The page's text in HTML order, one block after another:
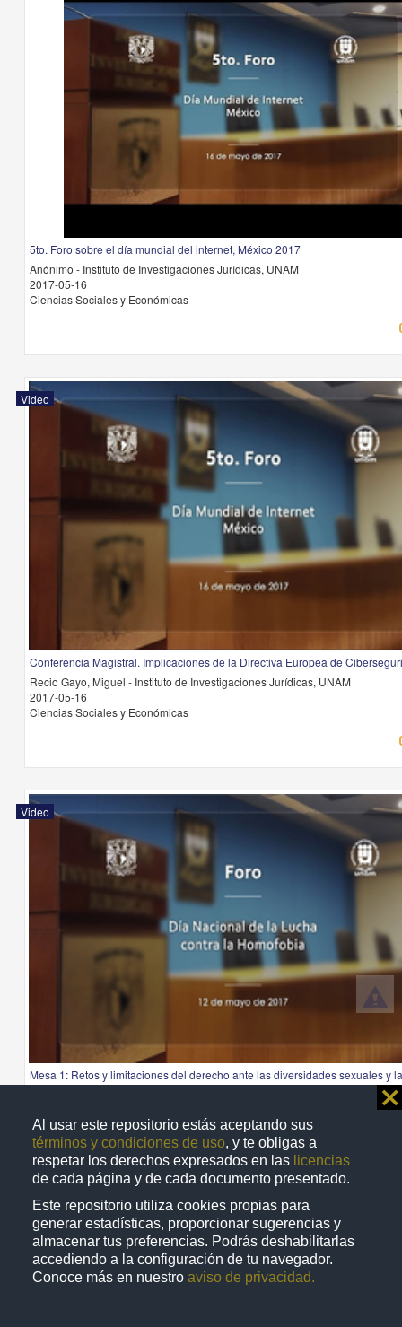
Al usar este repositorio estás aceptando sus
términos y condiciones de uso, y te obligas a
respetar los derechos expresados en las licencias
de cada página y de cada documento presentado.
Este repositorio utiliza cookies propias para
generar estadísticas, proporcionar sugerencias y
almacenar tus preferencias. Podrás deshabilitarlas
accediendo a la configuración de tu navegador.
Conoce más en nuestro aviso de privacidad.
⨯
5to. Foro sobre el día mundial del internet, México 2017
Anónimo - Instituto de Investigaciones Jurídicas, UNAM
2017-05-16
Ciencias Sociales y Económicas
Video
Conferencia Magistral. Implicaciones de la Directiva Europea de
Recio Gayo, Miguel - Instituto de Investigaciones Jurídicas, UNAM
2017-05-16
Ciencias Sociales y Económicas
Video
Mesa 1: Retos y limitaciones del derecho ante las diversidades sexuales y
identidades de género
Gómez, Amaranta; Saldivia Mensajovsky, Laura; Brito Lemus, Alejandro
Investigaciones Jurídicas, UNAM
2017-05-12
Ciencias Sociales y Económicas
Video